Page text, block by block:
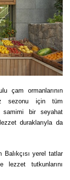
çam ormanlarının
sezonu için tüm
samimi bir seyahat
duraklarıyla da
Balıkçısı yerel tatlar
tutkunlarını